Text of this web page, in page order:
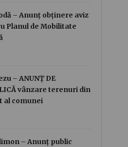
– Anunț obținere aviz
Planul de Mobilitate
– ANUNȚ DE
vânzare terenuri din
al comunei
– Anunț public